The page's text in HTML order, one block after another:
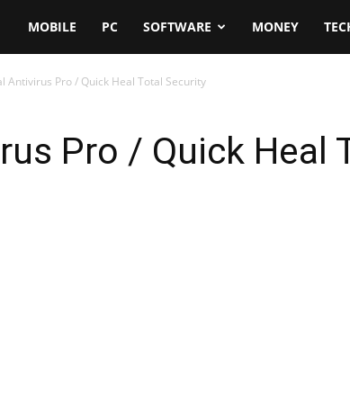
MOBILE PC SOFTWARE MONEY
Antivirus Pro / Quick Heal Total Security
Pro / Quick Heal